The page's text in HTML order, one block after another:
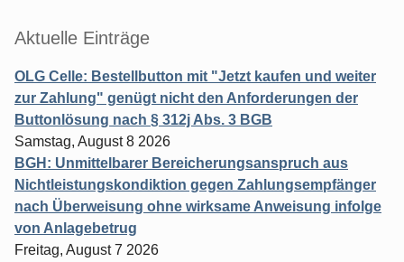
Aktuelle Einträge
OLG Celle: Bestellbutton mit "Jetzt kaufen und weiter
zur Zahlung" genügt nicht den Anforderungen der
Buttonlösung nach § 312j Abs. 3 BGB
Samstag, August 8 2026
BGH: Unmittelbarer Bereicherungsanspruch aus
Nichtleistungskondiktion gegen Zahlungsempfänger
nach Überweisung ohne wirksame Anweisung infolge
von Anlagebetrug
Freitag, August 7 2026